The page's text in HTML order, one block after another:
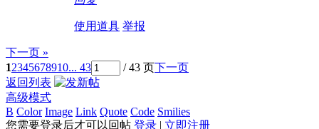
使用道具 举报
下一页 »
12345678910... 43 / 43 页下一页
返回列表
高级模式
B Color Image Link Quote Code Smilies
您需要登录后才可以回帖 登录 | 立即注册